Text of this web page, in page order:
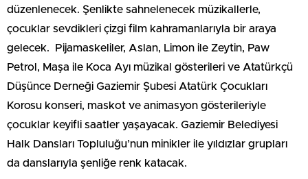
düzenlenecek. Şenlikte sahnelenecek müzikallerle,
çocuklar sevdikleri çizgi film kahramanlarıyla bir araya
gelecek. Pijamaskeliler, Aslan, Limon ile Zeytin, Paw
Petrol, Maşa ile Koca Ayı müzikal gösterileri ve Atatürkçü
Düşünce Derneği Gaziemir Şubesi Atatürk Çocukları
Korosu konseri, maskot ve animasyon gösterileriyle
çocuklar keyifli saatler yaşayacak. Gaziemir Belediyesi
Halk Dansları Topluluğu’nun minikler ile yıldızlar grupları
da danslarıyla şenliğe renk katacak.